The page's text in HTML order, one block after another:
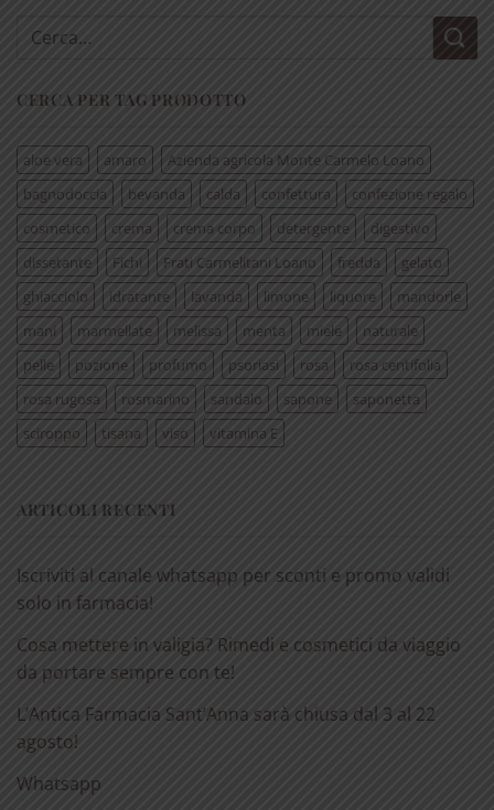
Cerca:
CERCA PER TAG PRODOTTO
aloe vera amaro
Azienda agricola Monte Carmelo Loano
bagnodoccia
bevanda calda confettura
confezione regalo
cosmetico
crema crema corpo detergente
digestivo
dissetante
Fichi Frati Carmelitani Loano fredda
gelato
ghiacciolo
idratante lavanda limone liquore
mandorle
mani
marmellate melissa menta miele
naturale
pelle
pozione profumo psoriasi rosa
rosa centifolia
rosa rugosa
rosmarino sandalo sapone
saponetta
sciroppo
tisana viso vitamina E
ARTICOLI RECENTI
Iscriviti al canale whatsapp per sconti e promo validi
solo in farmacia!
Cosa mettere in valigia? Rimedi e cosmetici da viaggio
da portare sempre con te!
L’Antica Farmacia Sant’Anna sarà chiusa dal 3 al 22
agosto!
Whatsapp